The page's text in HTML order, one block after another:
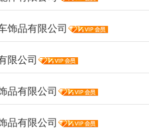
饰品有限公司
限公司
品有限公司
品有限公司